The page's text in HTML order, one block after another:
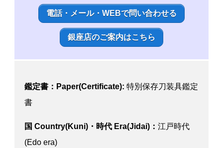
電話・メール・WEBで問い合わせる
銀座店のご案内はこちら
鑑定書：Paper(Certificate): 特別保存刀装具鑑定
書
国 Country(Kuni)・時代 Era(Jidai)： 江戸時代
(Edo era)